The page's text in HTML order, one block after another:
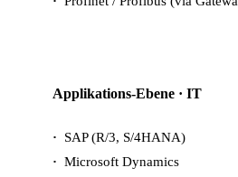
Applikations-Ebene · IT
SAP (R/3, S/4HANA)
Microsoft Dynamics